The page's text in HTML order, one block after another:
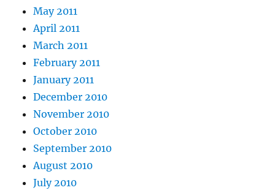
May 2011
April 2011
March 2011
February 2011
January 2011
December 2010
November 2010
October 2010
September 2010
August 2010
July 2010